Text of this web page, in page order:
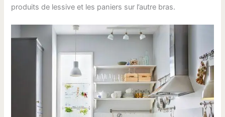
produits de lessive et les paniers sur l’autre bras.